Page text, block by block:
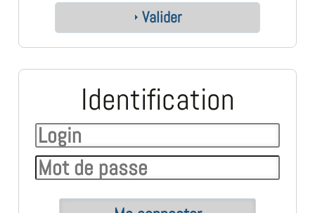
Valider
Identification